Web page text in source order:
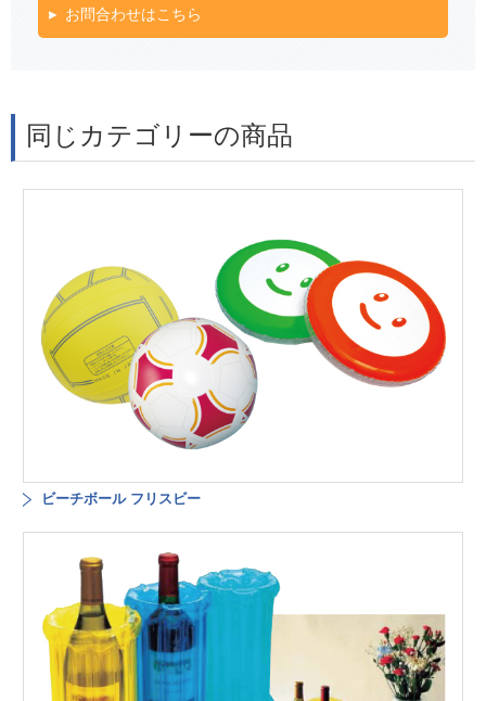
お問合わせはこちら
同じカテゴリーの商品
ビーチボール フリスビー